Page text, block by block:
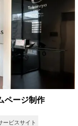
ページ制作
ービスサイト